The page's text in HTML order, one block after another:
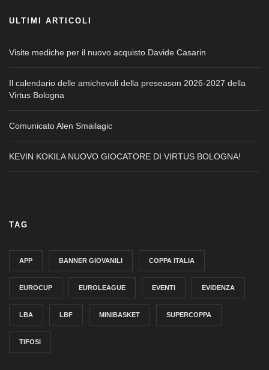
ULTIMI ARTICOLI
Visite mediche per il nuovo acquisto Davide Casarin
Il calendario delle amichevoli della preseason 2026-2027 della
Virtus Bologna
Comunicato Alen Smailagic
KEVIN KOKILA NUOVO GIOCATORE DI VIRTUS BOLOGNA!
TAG
APP BANNER GIOVANILI COPPA ITALIA
EUROCUP EUROLEAGUE EVENTI EVIDENZA
LBA LBF MINIBASKET SUPERCOPPA
TIFOSI